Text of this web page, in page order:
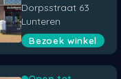
Dorpsstraat 63
Lunteren
Bezoek winkel